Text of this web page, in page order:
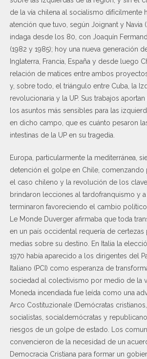
de la vía chilena al socialismo difícilmente
atención que tuvo, según Joignant y Navia
indaga desde los 80, con Joaquín
(1982 y 1985); hoy una nueva generación
Inglaterra, Francia, España y desde luego
relación de matices entre ambos
y, sobre todo, el triángulo entre Cuba, la
revolucionaria y la UP. Sus trabajos
los asuntos más sensibles para las
en dicho campo, que es cuánto pesaron
intestinas de la UP en su tragedia.
Europa, particularmente la mediterránea,
detención el golpe en Chile, comenzando
el caso chileno y la revolución de los
brindaron lecciones al tardofranquismo y
terminaron favoreciendo el cambio
Le Monde Duverger afirmaba que toda
en un país occidental requería de certezas
medias sobre su destino. En Italia la
1970 había aparecido a los dirigentes del
Italiano (PCI) como esperanza de
sociedad al colectivismo por medio de la
Moneda incendiada fue leída como una
Arco Costituzionale (Demócratas
socialistas, socialdemócratas y
riesgos de un golpe de estado. Los
convencieron de la necesidad de un
Democracia Cristiana para formar un